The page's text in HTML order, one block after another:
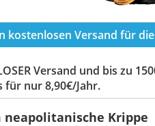
kostenlosen Versand für
Versand und bis zu
für nur 8,90€/Jahr.
neapolitanische Krippe